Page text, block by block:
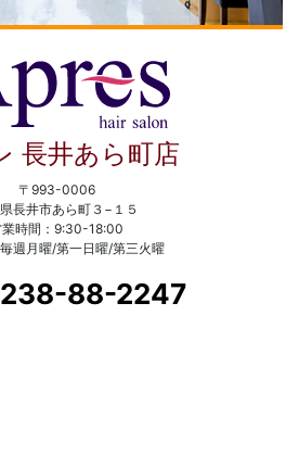
長井あら町店
〒993-0006
長井市あら町３−１５
業時間：9:30-18:00
週月曜/第一日曜/第三火曜
88-2247